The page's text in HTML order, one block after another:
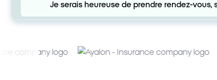
Je serais heureuse de prendre rendez-vous,